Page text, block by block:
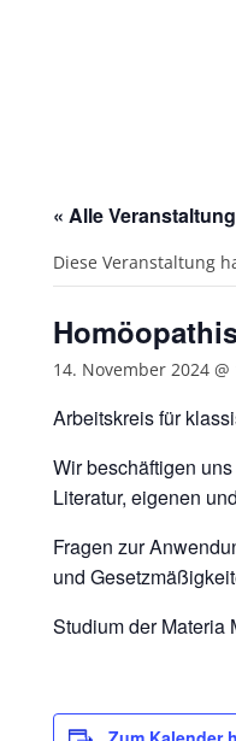
« Alle
Diese Veranstaltung
14. November 2024 @
Arbeitskreis für
Wir beschäftigen
Literatur, eigenen
Fragen zur
und
Studium der Materia